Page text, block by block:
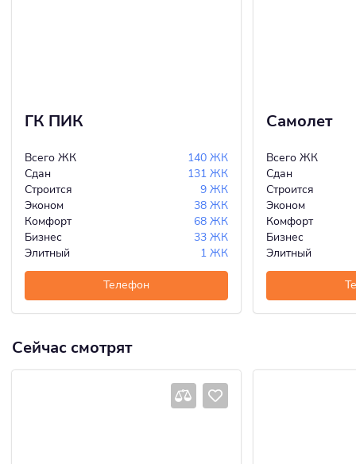
ГК ПИК
Всего ЖК
140 ЖК
Сдан
131 ЖК
Строится
9 ЖК
Эконом
38 ЖК
Комфорт
68 ЖК
Бизнес
33 ЖК
Элитный
1 ЖК
Телефон
Самолет
Всего ЖК
Сдан
Строится
Эконом
Комфорт
Бизнес
Элитный
Сейчас смотрят